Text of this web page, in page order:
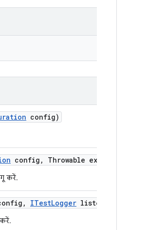
config)
config , Throwable exception)
करें.
, ITestLogger listener)